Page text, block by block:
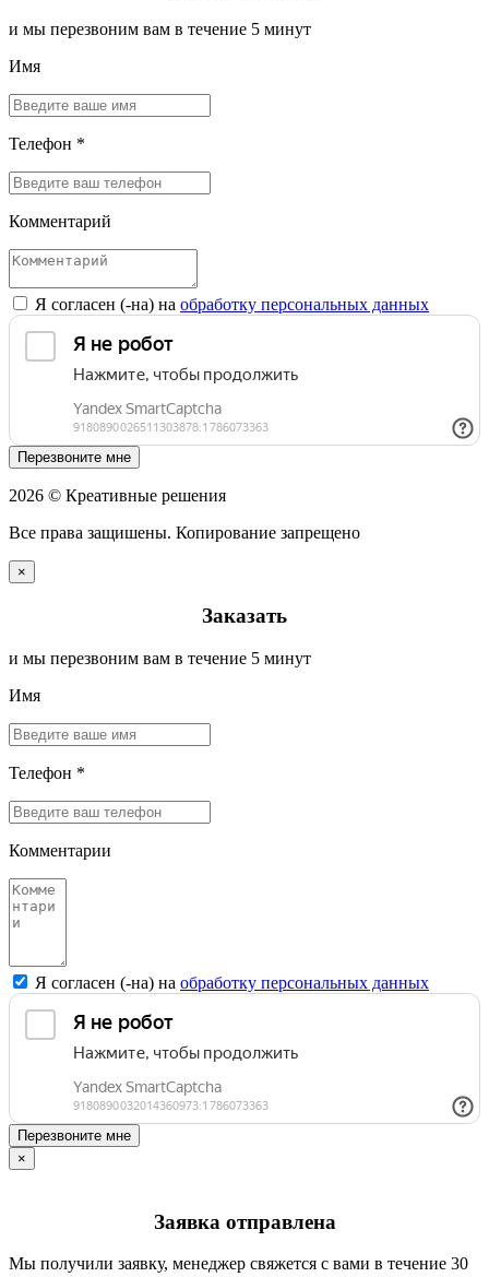
и мы перезвоним вам в течение 5 минут
Имя
Телефон *
Комментарий
Я согласен (-на) на обработку персональных данных
Перезвоните мне
2026 © Креативные решения
Все права защишены. Копирование запрещено
×
Заказать
и мы перезвоним вам в течение 5 минут
Имя
Телефон *
Комментарии
Я согласен (-на) на обработку персональных данных
Перезвоните мне
×
Заявка отправлена
Мы получили заявку, менеджер свяжется с вами в течение 30